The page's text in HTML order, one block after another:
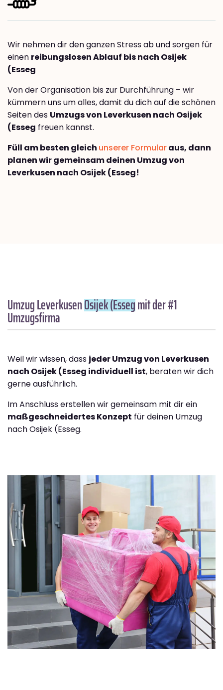
Wir nehmen dir den ganzen Stress ab und sorgen für
einen reibungslosen Ablauf bis nach Osijek
(Esseg
Von der Organisation bis zur Durchführung – wir
kümmern uns um alles, damit du dich auf die schönen
Seiten des Umzugs von Leverkusen nach Osijek
(Esseg freuen kannst.
Füll am besten gleich unserer Formularaus, dann
planen wir gemeinsam deinen Umzug von
Leverkusen nach Osijek (Esseg!
Umzug LeverkusenOsijek (Essegmit der #1
Umzugsfirma
Weil wir wissen, dass jeder Umzug von Leverkusen
nach Osijek (Esseg individuell ist, beraten wir dich
gerne ausführlich.
Im Anschluss erstellen wir gemeinsam mit dir ein
maßgeschneidertes Konzept für deinen Umzug
nach Osijek (Esseg.